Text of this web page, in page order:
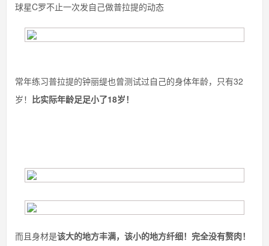
球星C罗不止一次发自己做普拉提的动态
常年练习普拉提的钟丽缇也曾测试过自己的身体年龄，只有32
岁！ 比实际年龄足足小了18岁！
而且身材是该大的地方丰满，该小的地方纤细！完全没有赘肉！